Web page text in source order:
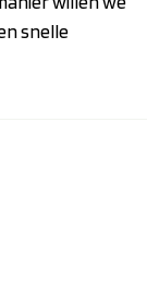
snelle